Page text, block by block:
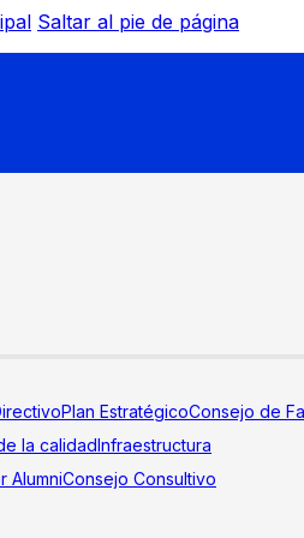
Saltar al pie de página
Plan EstratégicoConsejo de
la calidadInfraestructura
AlumniConsejo Consultivo